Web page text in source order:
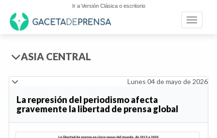
Ir a Versión Clásica o escritorio
Toggle
ASIA CENTRAL
Lunes 04 de mayo de 2026
La represión del periodismo afecta
gravemente la libertad de prensa global